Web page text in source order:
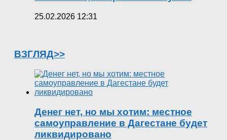
25.02.2026 12:31
ВЗГЛЯД>>
Денег нет, но мы хотим: местное
самоуправление в Дагестане будет
ликвидировано